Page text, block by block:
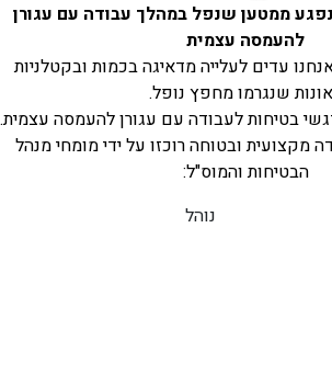
ממטען שנפל במהלך עבודה עם עגורן
להעמסה עצמית
עדים לעלייה מדאיגה בכמות ובקטלניות
שנגרמו מחפץ נופל.
בטיחות לעבודה עם עגורן להעמסה עצמית.
מקצועית ובטוחה רוכזו על ידי מומחי מנהל
הבטיחות והמוס"ל: